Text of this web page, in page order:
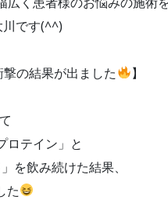
川です(^^)
の結果が出ました 】
ロテイン」と
を飲み続けた結果、
た